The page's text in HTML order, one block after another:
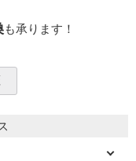
も承ります！